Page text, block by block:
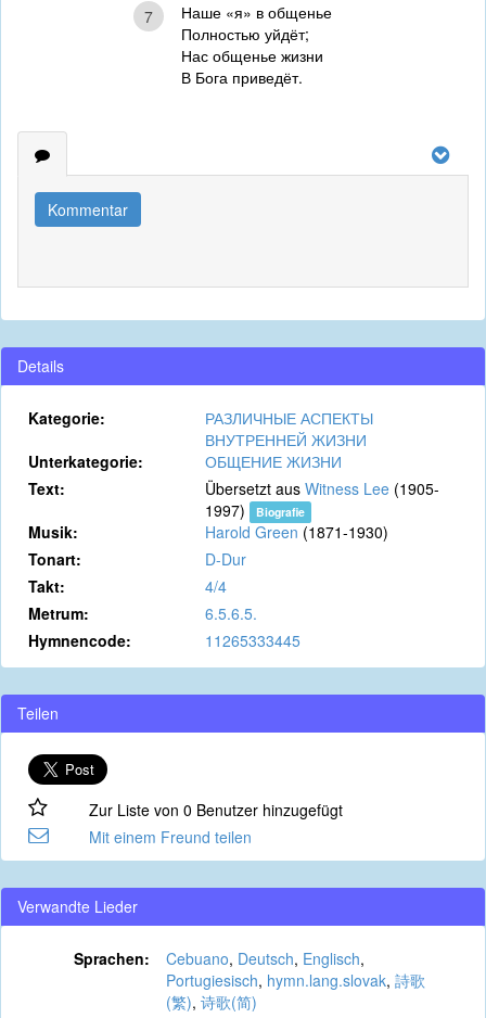
7
Наше «я» в общенье
Полностью уйдёт;
Нас общенье жизни
В Бога приведёт.
Kommentar
Details
Kategorie:
РАЗЛИЧНЫЕ АСПЕКТЫ
ВНУТРЕННЕЙ ЖИЗНИ
Unterkategorie:
ОБЩЕНИЕ ЖИЗНИ
Text:
Übersetzt aus Witness Lee (1905-
1997)
Biografie
Musik: Harold Green (1871-1930)
Tonart:
D-Dur
Takt:
4/4
Metrum:
6.5.6.5.
Hymnencode:
11265333445
Teilen
Zur Liste von 0 Benutzer hinzugefügt
Mit einem Freund teilen
Verwandte Lieder
Sprachen: Cebuano, Deutsch, Englisch,
Portugiesisch, hymn.lang.slovak, 詩歌
(繁), 诗歌(简)